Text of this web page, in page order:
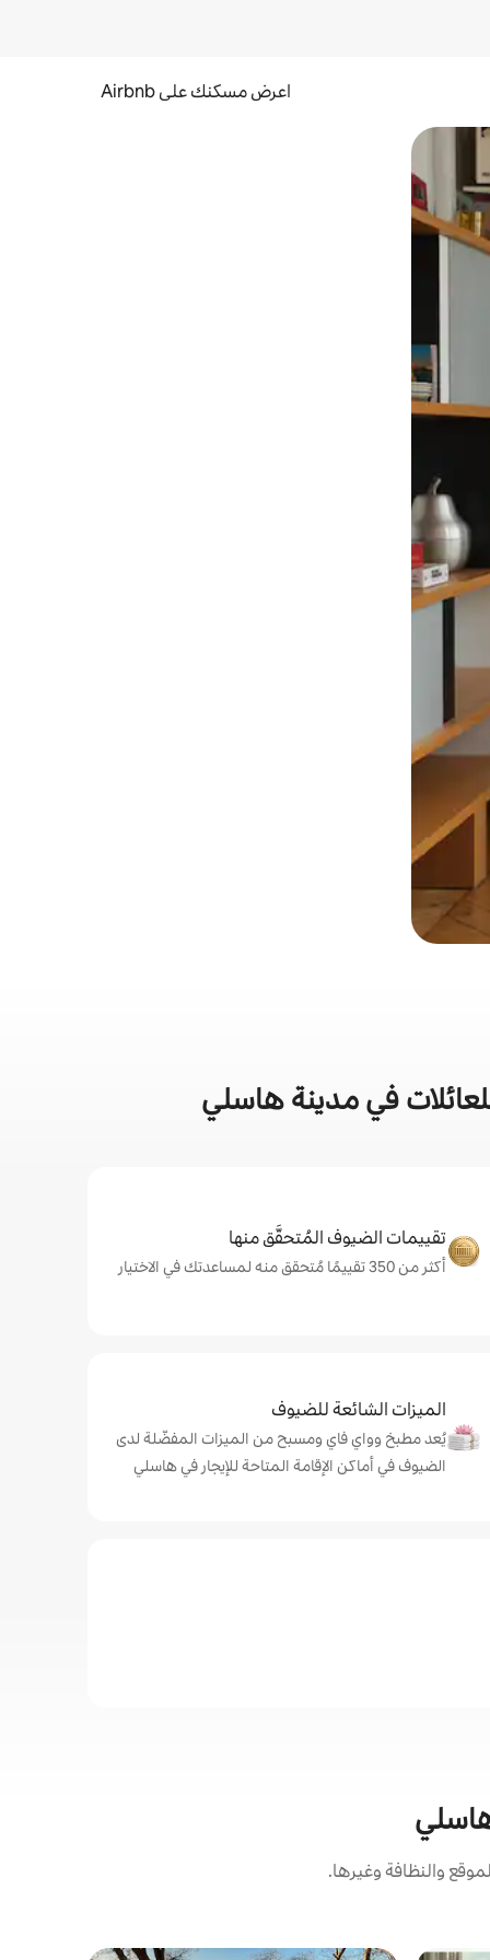
اعرض مسكنك على Airbnb
في مدينة هاسلي
تقييمات الضيوف المُتحقَّق منها
أكثر من 350 تقييمًا مُتحقق منه لمساعدتك في الاختيار
الميزات الشائعة للضيوف
يُعد مطبخ وواي فاي ومسبح من الميزات المفضّلة لدى
الضيوف في أماكن الإقامة المتاحة للإيجار في هاسلي
هاسلي
والنظافة وغيرها.